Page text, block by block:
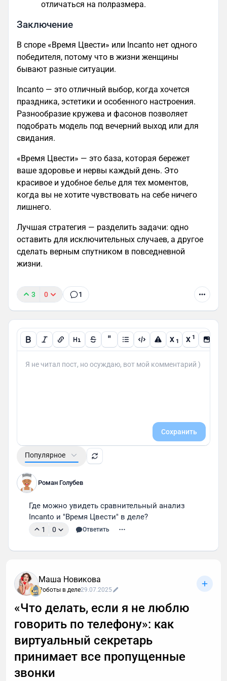
отличаться на полразмера.
Заключение
В споре «Время Цвести» или Incanto нет одного
победителя, потому что в жизни женщины
бывают разные ситуации.
Incanto — это отличный выбор, когда хочется
праздника, эстетики и особенного настроения.
Разнообразие кружева и фасонов позволяет
подобрать модель под вечерний выход или для
свидания.
«Время Цвести» — это база, которая бережет
ваше здоровье и нервы каждый день. Это
красивое и удобное белье для тех моментов,
когда вы не хотите чувствовать на себе ничего
лишнего.
Лучшая стратегия — разделить задачи: одно
оставить для исключительных случаев, а другое
сделать верным спутником в повседневной
жизни.
3 0 1
" X 1 X 1
Сохранить
Популярное
Роман Голубев
Где можно увидеть сравнительный анализ
Incanto и "Время Цвести" в деле?
1 0 Ответить
Маша Новикова
Роботы в деле29.07.2025
«Что делать, если я не люблю
говорить по телефону»: как
виртуальный секретарь
принимает все пропущенные
звонки